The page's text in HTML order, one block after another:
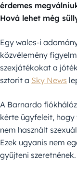
érdemes
Hová lehet még
Egy wales-i
közvélemény
szexjátékokat a
sztorit a Sky News
A Barnardo
kérte ügyfeleit,
nem használt
Ezek ugyanis nem
gyűjteni szeretnének.